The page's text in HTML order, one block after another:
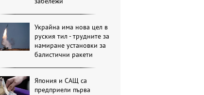
Украйна има нова цел в
руския тил - трудните за
намиране установки за
балистични ракети
Япония и САЩ са
предприели първа